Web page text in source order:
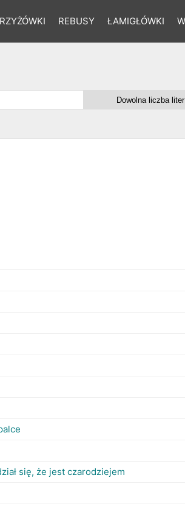
REBUSY ŁAMIGŁÓWKI
się, że jest czarodziejem